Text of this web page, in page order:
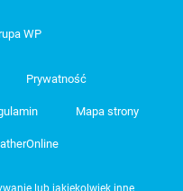
WP
Prywatność
Mapa strony
lub jakiekolwiek inne